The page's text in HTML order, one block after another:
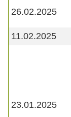
26.02.2025
11.02.2025
23.01.2025